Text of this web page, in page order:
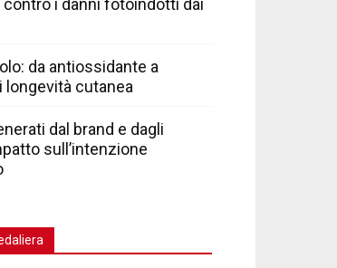
i danni fotoindotti dai
da antiossidante a
longevità cutanea
dal brand e dagli
sull’intenzione